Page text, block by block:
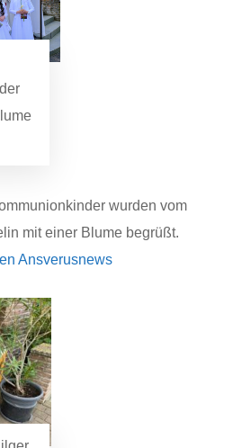
wurden vom
mit einer Blume begrüßt.
Ansverusnews